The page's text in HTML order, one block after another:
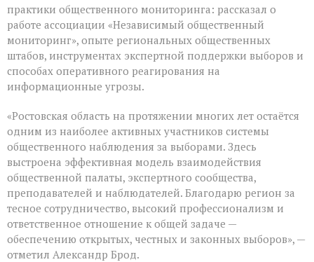
практики общественного мониторинга: рассказал о
работе ассоциации «Независимый общественный
мониторинг», опыте региональных общественных
штабов, инструментах экспертной поддержки выборов и
способах оперативного реагирования на
информационные угрозы.
«Ростовская область на протяжении многих лет остаётся
одним из наиболее активных участников системы
общественного наблюдения за выборами. Здесь
выстроена эффективная модель взаимодействия
общественной палаты, экспертного сообщества,
преподавателей и наблюдателей. Благодарю регион за
тесное сотрудничество, высокий профессионализм и
ответственное отношение к общей задаче —
обеспечению открытых, честных и законных выборов», —
отметил Александр Брод.